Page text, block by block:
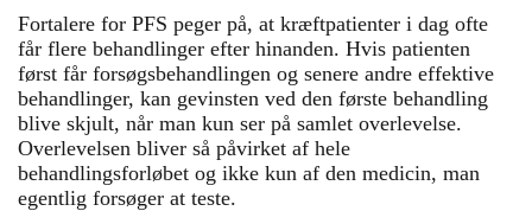
Fortalere for PFS peger på, at kræftpatienter i dag ofte
får flere behandlinger efter hinanden. Hvis patienten
først får forsøgsbehandlingen og senere andre effektive
behandlinger, kan gevinsten ved den første behandling
blive skjult, når man kun ser på samlet overlevelse.
Overlevelsen bliver så påvirket af hele
behandlingsforløbet og ikke kun af den medicin, man
egentlig forsøger at teste.